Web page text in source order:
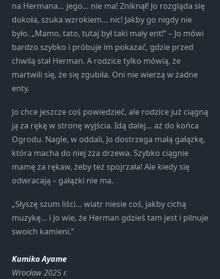
na Hermana… jego… nie ma! Zniknął! Jo rozgląda się
dokoła, szuka wzrokiem… nic! Jakby go nigdy nie
było. „Mamo, tato, tutaj był taki mały ent!” – Jo mówi
bardzo szybko i próbuje im pokazać, gdzie przed
chwilą stał Herman. A rodzice tylko mówią, że
martwili się, że się zgubiła. Oni nie wierzą w żadne
enty.
Jo chce jeszcze coś powiedzieć, ale rodzice już ciągną
ją za rękę w stronę wyjścia. Idą dalej… aż do końca
Ogrodu. Nagle, w oddali, Jo dostrzega małą gałązkę,
która macha do niej zza drzewa. Szybko ciągnie
mamę za rękaw, żeby też spojrzała! Ale kiedy się
odwracają – gałązki nie ma.
„Słyszę szum liści… wiatr niesie coś, jakby cichą
muzykę… i Jo wie, że Herman gdzieś tam jest i pilnuje
swoich kamieni.”
Kumiko Ayame
Wrocław 2025 r.